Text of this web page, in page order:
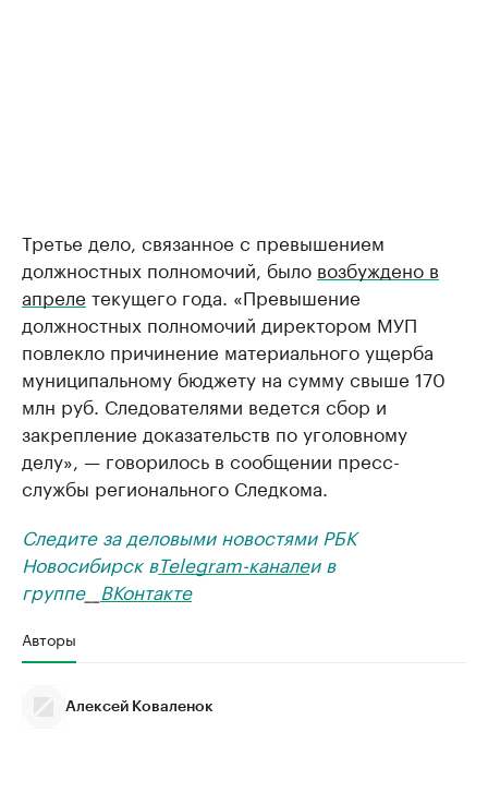
Третье дело, связанное с превышением
должностных полномочий, было возбуждено в
апреле текущего года. «Превышение
должностных полномочий директором МУП
повлекло причинение материального ущерба
муниципальному бюджету на сумму свыше 170
млн руб. Следователями ведется сбор и
закрепление доказательств по уголовному
делу», — говорилось в сообщении пресс-
службы регионального Следкома.
Следите за деловыми новостями РБК
Новосибирск вTelegram-каналеи в
группе__ ВКонтакте
Авторы
Алексей Коваленок